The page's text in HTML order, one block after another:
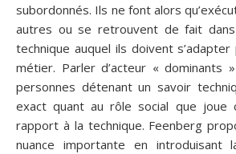
subordonnés. Ils ne font alors
autres ou se retrouvent de fait dans
technique auquel ils doivent
métier. Parler d’acteur « dominants
personnes détenant un savoir
exact quant au rôle social que joue
rapport à la technique. Feenberg
nuance importante en introduisant